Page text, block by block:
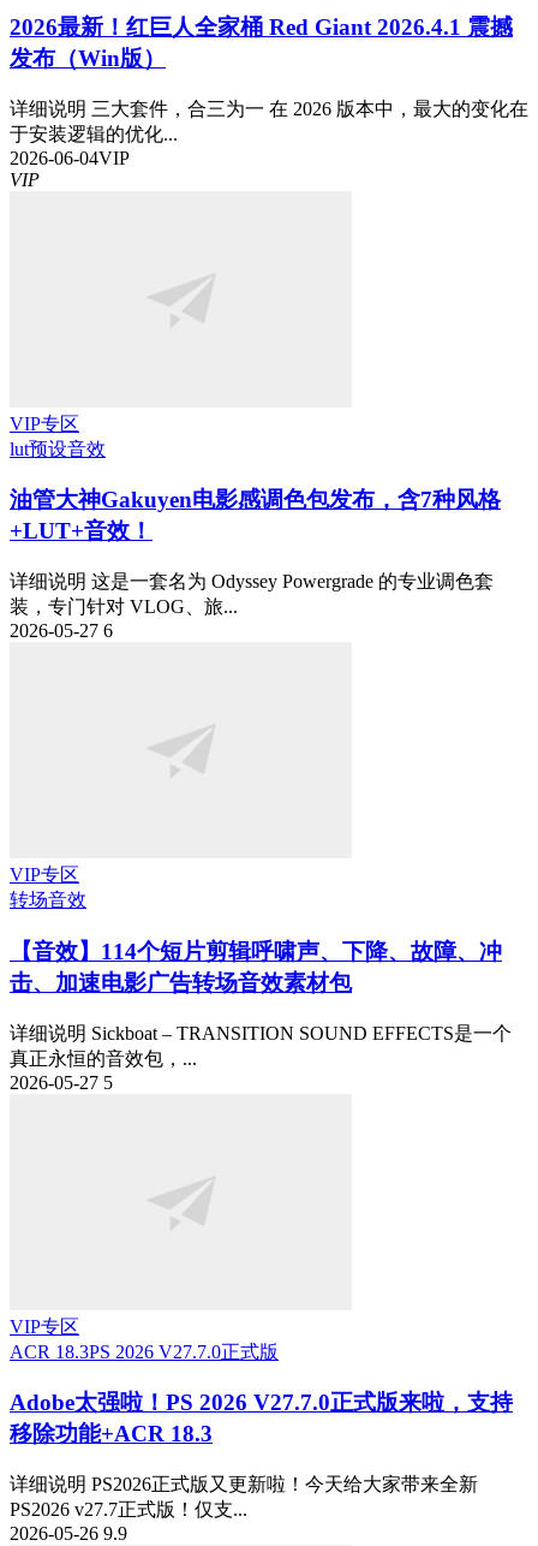
2026最新！红巨人全家桶 Red Giant 2026.4.1 震撼
发布（Win版）
详细说明 三大套件，合三为一 在 2026 版本中，最大的变化在
于安装逻辑的优化...
2026-06-04VIP
VIP
VIP专区
lut预设音效
油管大神Gakuyen电影感调色包发布，含7种风格
+LUT+音效！
详细说明 这是一套名为 Odyssey Powergrade 的专业调色套
装，专门针对 VLOG、旅...
2026-05-27 6
VIP专区
转场音效
【音效】114个短片剪辑呼啸声、下降、故障、冲
击、加速电影广告转场音效素材包
详细说明 Sickboat – TRANSITION SOUND EFFECTS是一个
真正永恒的音效包，...
2026-05-27 5
VIP专区
ACR 18.3PS 2026 V27.7.0正式版
Adobe太强啦！PS 2026 V27.7.0正式版来啦，支持
移除功能+ACR 18.3
详细说明 PS2026正式版又更新啦！今天给大家带来全新
PS2026 v27.7正式版！仅支...
2026-05-26 9.9